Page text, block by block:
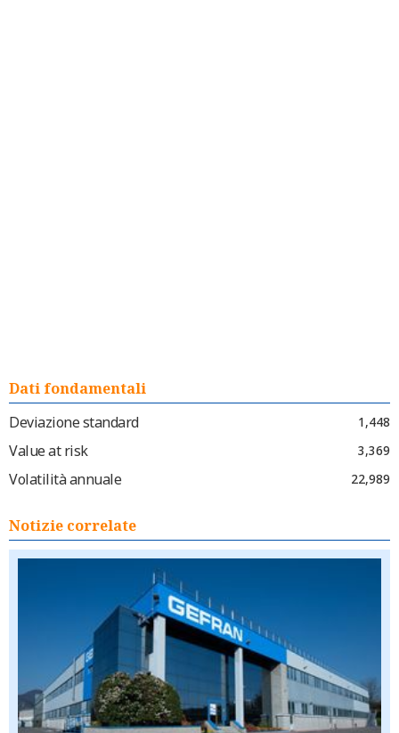
Dati fondamentali
Deviazione standard
1,448
Value at risk 3,369
Volatilità annuale 22,989
Notizie correlate